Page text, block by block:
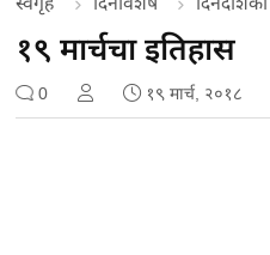
१९ मार्चचा इतिहास
0 १९ मार्च, २०१८